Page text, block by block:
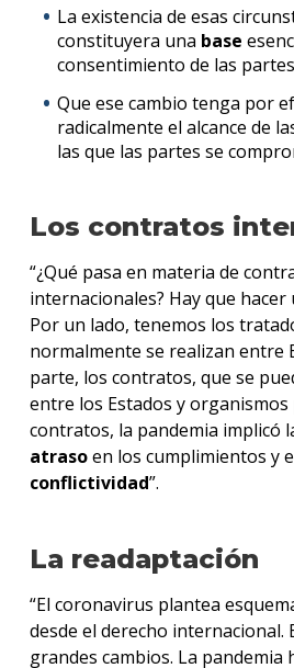
La existencia de esas
constituyera una base
consentimiento de las
Que ese cambio tenga por
radicalmente el alcance de
las que las partes se
Los contratos
“¿Qué pasa en materia de
internacionales? Hay que
Por un lado, tenemos los
normalmente se realizan entre
parte, los contratos, que se
entre los Estados y organismos
contratos, la pandemia implicó
atrasoen los cumplimientos y
conflictividad”.
La readaptación
“El coronavirus plantea
desde el derecho internacional.
grandes cambios. La pandemia